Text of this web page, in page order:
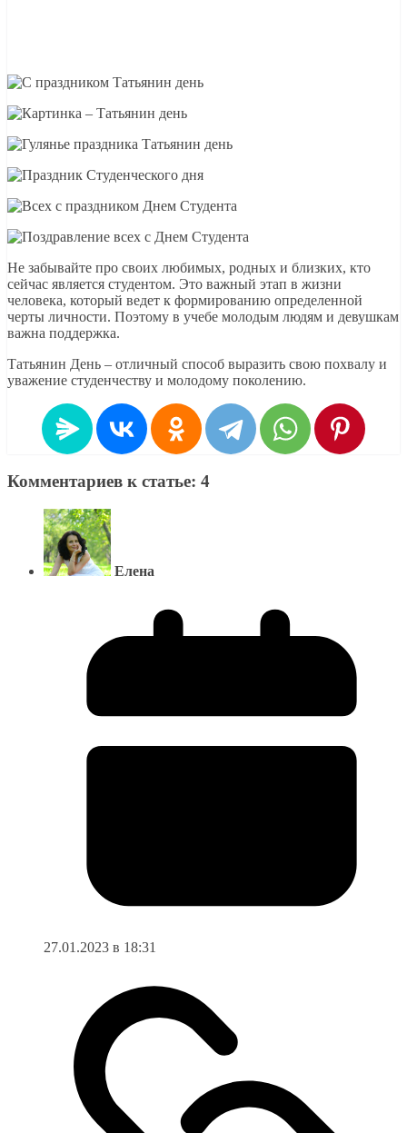
Не забывайте про своих любимых, родных и близких, кто
сейчас является студентом. Это важный этап в жизни
человека, который ведет к формированию определенной
черты личности. Поэтому в учебе молодым людям и девушкам
важна поддержка.
Татьянин День – отличный способ выразить свою похвалу и
уважение студенчеству и молодому поколению.
Комментариев к статье: 4
Елена
27.01.2023 в 18:31